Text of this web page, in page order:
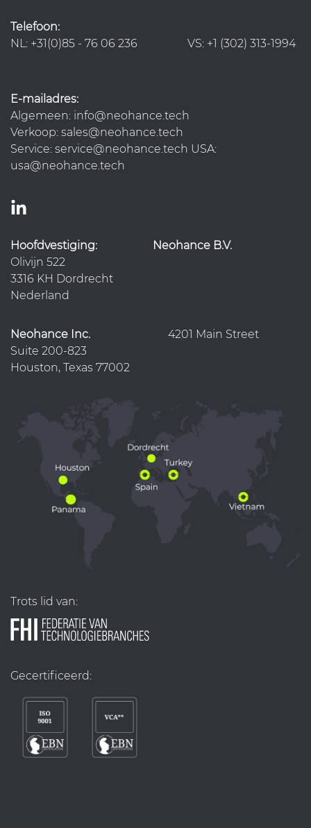
Telefoon:
NL: +31(0)85 - 76 06 236 VS: +1 (302) 313-1994
E-mailadres:
Algemeen: info@neohance.tech
Verkoop: sales@neohance.tech
Service: service@neohance.tech USA:
usa@neohance.tech
Hoofdvestiging:
Neohance B.V.
Olivijn 522
3316 KH Dordrecht
Nederland
Neohance Inc.
4201 Main Street
Suite 200-823
Houston, Texas 77002
Trots lid van:
Gecertificeerd: